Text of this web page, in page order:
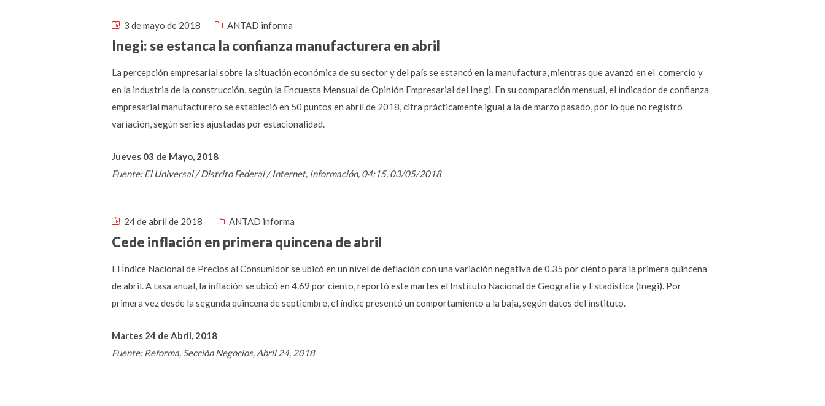
3 de mayo de 2018 ANTAD informa
Inegi: se estanca la confianza manufacturera en abril
La percepción empresarial sobre la situación económica de su sector y del país se estancó en la manufactura, mientras que avanzó en el comercio y
en la industria de la construcción, según la Encuesta Mensual de Opinión Empresarial del Inegi. En su comparación mensual, el indicador de confianza
empresarial manufacturero se estableció en 50 puntos en abril de 2018, cifra prácticamente igual a la de marzo pasado, por lo que no registró
variación, según series ajustadas por estacionalidad.
Jueves 03 de Mayo, 2018
Fuente: El Universal / Distrito Federal / Internet, Información, 04:15, 03/05/2018
24 de abril de 2018 ANTAD informa
Cede inflación en primera quincena de abril
El Índice Nacional de Precios al Consumidor se ubicó en un nivel de deflación con una variación negativa de 0.35 por ciento para la primera quincena
de abril. A tasa anual, la inflación se ubicó en 4.69 por ciento, reportó este martes el Instituto Nacional de Geografía y Estadística (Inegi). Por
primera vez desde la segunda quincena de septiembre, el índice presentó un comportamiento a la baja, según datos del instituto.
Martes 24 de Abril, 2018
Fuente: Reforma, Sección Negocios, Abril 24, 2018